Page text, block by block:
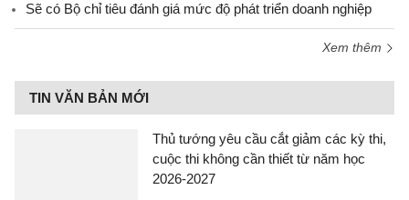
Sẽ có Bộ chỉ tiêu đánh giá mức độ phát triển doanh nghiệp
Xem thêm
TIN VĂN BẢN MỚI
Thủ tướng yêu cầu cắt giảm các kỳ thi,
cuộc thi không cần thiết từ năm học
2026-2027